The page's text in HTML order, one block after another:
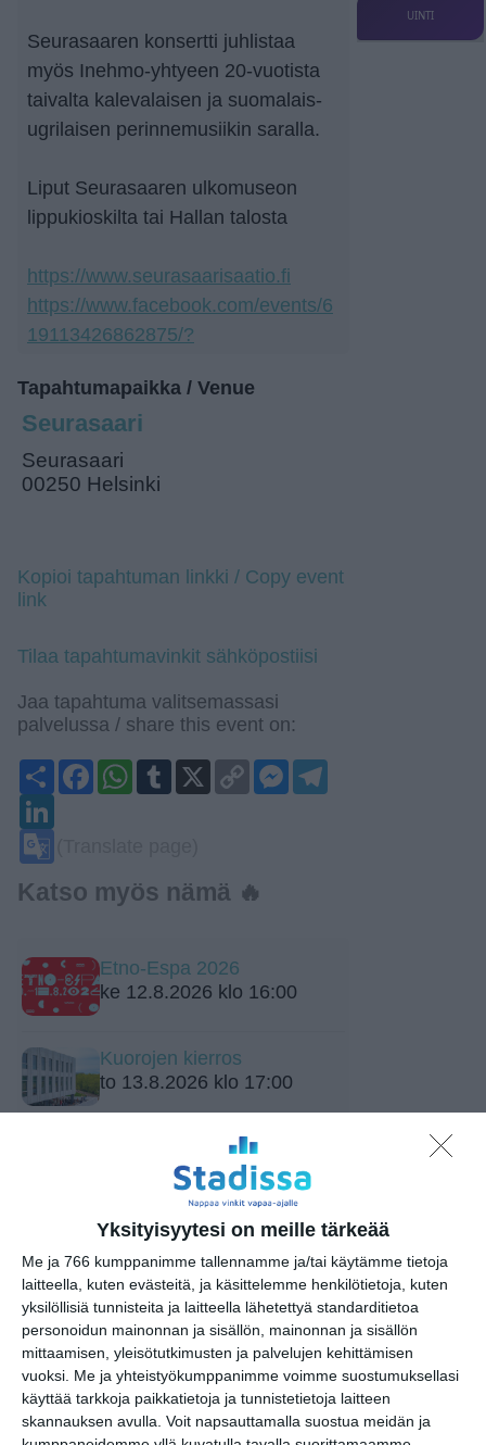
Yksityisyytesi on meille tärkeää
Me ja 766 kumppanimme tallennamme ja/tai käytämme tietoja
laitteella, kuten evästeitä, ja käsittelemme henkilötietoja, kuten
yksilöllisiä tunnisteita ja laitteella lähetettyä standarditietoa
personoidun mainonnan ja sisällön, mainonnan ja sisällön
mittaamisen, yleisötutkimusten ja palvelujen kehittämisen
vuoksi. Me ja yhteistyökumppanimme voimme suostumuksellasi
käyttää tarkkoja paikkatietoja ja tunnistetietoja laitteen
skannauksen avulla. Voit napsauttamalla suostua meidän ja
Seurasaaren konsertti juhlistaa
myös Inehmo-yhtyeen 20-vuotista
taivalta kalevalaisen ja suomalais-
ugrilaisen perinnemusiikin saralla.
Liput Seurasaaren ulkomuseon
lippukioskilta tai Hallan talosta
https://www.seurasaarisaatio.fi
https://www.facebook.com/events/6
19113426862875/?
Tapahtumapaikka / Venue
Seurasaari
Seurasaari
00250 Helsinki
Kopioi tapahtuman linkki / Copy event
link
Tilaa tapahtumavinkit sähköpostiisi
Jaa tapahtuma valitsemassasi
palvelussa / share this event on:
ShareFacebook
WhatsApp
Tumblr
Copy
Link
Messenger
Katso myös nämä 🔥
Etno-Espa 2026
ke 12.8.2026 klo 16:00
Kuorojen kierros
to 13.8.2026 klo 17:00
Alō Live: Frederik Valentin
(DK), murrettumeri, Apeak
& Queendyster, Romance
Relic
to 13.8.2026 klo 18:00
Meksiko A Cappella
to 13.8.2026 klo 19:00
Sointi Jazz Ensemble: Early
One Morning, Eternity
Sculpture (Sointien
UINTI